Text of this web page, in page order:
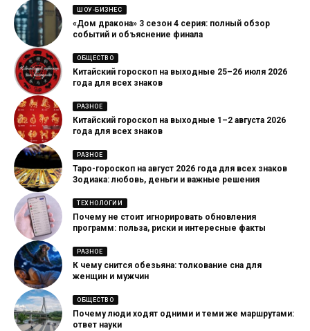
ШОУ-БИЗНЕС
«Дом дракона» 3 сезон 4 серия: полный обзор
событий и объяснение финала
ОБЩЕСТВО
Китайский гороскоп на выходные 25–26 июля 2026
года для всех знаков
РАЗНОЕ
Китайский гороскоп на выходные 1–2 августа 2026
года для всех знаков
РАЗНОЕ
Таро-гороскоп на август 2026 года для всех знаков
Зодиака: любовь, деньги и важные решения
ТЕХНОЛОГИИ
Почему не стоит игнорировать обновления
программ: польза, риски и интересные факты
РАЗНОЕ
К чему снится обезьяна: толкование сна для
женщин и мужчин
ОБЩЕСТВО
Почему люди ходят одними и теми же маршрутами:
ответ науки